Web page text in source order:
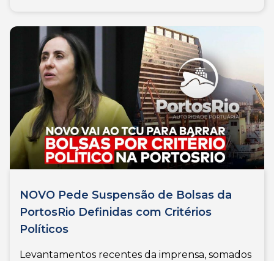
NOVO Pede Suspensão de Bolsas da
PortosRio Definidas com Critérios
Políticos
Levantamentos recentes da imprensa, somados